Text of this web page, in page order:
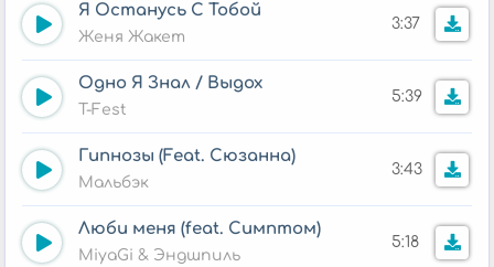
Я Останусь С Тобой
Женя Жакет
3:37
Одно Я Знал / Выдох
T-Fest
5:39
Гипнозы (Feat. Сюзанна)
Мальбэк
3:43
Люби меня (feat. Симптом)
MiyaGi & Эндшпиль
5:18